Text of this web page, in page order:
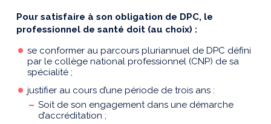
Pour satisfaire à son obligation de DPC, le
professionnel de santé doit (au choix) :
se conformer au parcours pluriannuel de DPC défini
par le collège national professionnel (CNP) de sa
spécialité ;
justifier au cours d’une période de trois ans :
Soit de son engagement dans une démarche
d’accréditation ;